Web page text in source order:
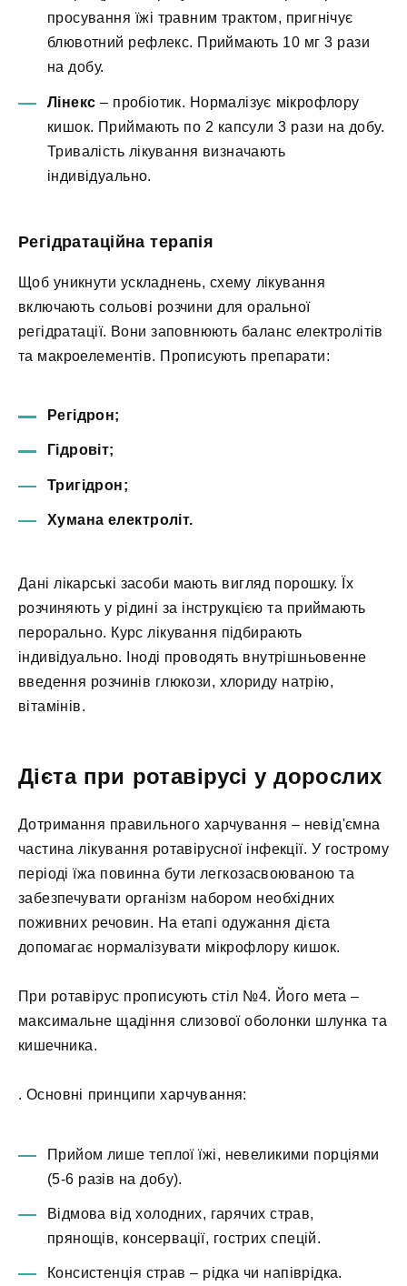
просування їжі травним трактом, пригнічує
блювотний рефлекс. Приймають 10 мг 3 рази
на добу.
Лінекс – пробіотик. Нормалізує мікрофлору
кишок. Приймають по 2 капсули 3 рази на добу.
Тривалість лікування визначають
індивідуально.
Регідратаційна терапія
Щоб уникнути ускладнень, схему лікування
включають сольові розчини для оральної
регідратації. Вони заповнюють баланс електролітів
та макроелементів. Прописують препарати:
Регідрон;
Гідровіт;
Тригідрон;
Хумана електроліт.
Дані лікарські засоби мають вигляд порошку. Їх
розчиняють у рідині за інструкцією та приймають
перорально. Курс лікування підбирають
індивідуально. Іноді проводять внутрішньовенне
введення розчинів глюкози, хлориду натрію,
вітамінів.
Дієта при ротавірусі у дорослих
Дотримання правильного харчування – невід'ємна
частина лікування ротавірусної інфекції. У гострому
періоді їжа повинна бути легкозасвоюваною та
забезпечувати організм набором необхідних
поживних речовин. На етапі одужання дієта
допомагає нормалізувати мікрофлору кишок.
При ротавірус прописують стіл №4. Його мета –
максимальне щадіння слизової оболонки шлунка та
кишечника.
. Основні принципи харчування:
Прийом лише теплої їжі, невеликими порціями
(5-6 разів на добу).
Відмова від холодних, гарячих страв,
прянощів, консервації, гострих спецій.
Консистенція страв – рідка чи напіврідка.